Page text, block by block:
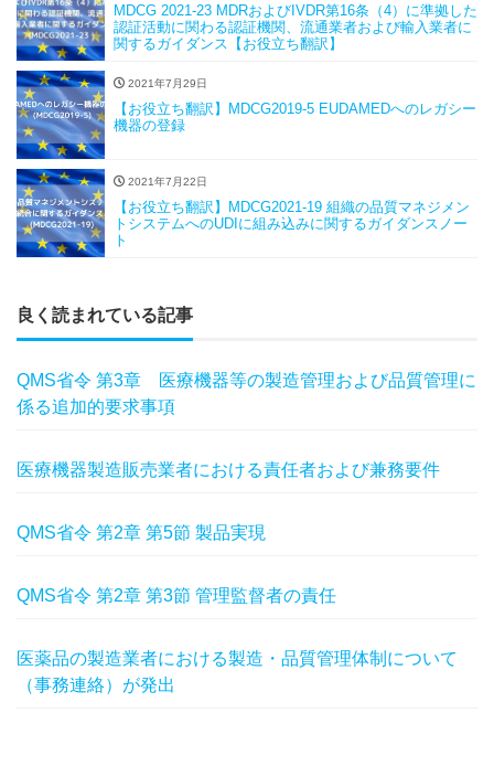
MDCG 2021-23 MDRおよびIVDR第16条（4）に準拠した
認証活動に関わる認証機関、流通業者および輸入業者に
関するガイダンス【お役立ち翻訳】
2021年7月29日
【お役立ち翻訳】MDCG2019-5 EUDAMEDへのレガシー
機器の登録
2021年7月22日
【お役立ち翻訳】MDCG2021-19 組織の品質マネジメン
トシステムへのUDIに組み込みに関するガイダンスノー
ト
良く読まれている記事
QMS省令 第3章 医療機器等の製造管理および品質管理に
係る追加的要求事項
医療機器製造販売業者における責任者および兼務要件
QMS省令 第2章 第5節 製品実現
QMS省令 第2章 第3節 管理監督者の責任
医薬品の製造業者における製造・品質管理体制について
（事務連絡）が発出